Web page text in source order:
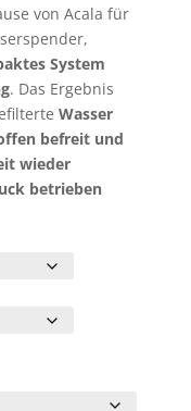
von Acala für
System
. Das Ergebnis
Wasser
befreit und
wieder
betrieben